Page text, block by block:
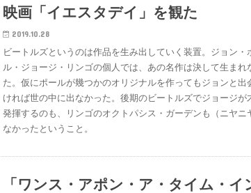
映画「イエスタデイ」を観た
2019.10.28
ビートルズというのは作品を生み出していく装置。ジョン・
ル・ジョージ・リンゴの個人では、あの名作は決して生まれ
た。仮にポールが幾つかのオリジナルを作ってもジョンと出
ければ世の中に出なかった。後期のビートルズでジョージが
発揮するのも、リンゴのオクトパシス・ガーデンも（ニヤニ
なかったということ。
「ワンス・アポン・ア・タイム・イ